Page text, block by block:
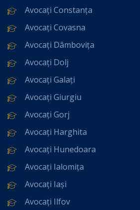
Avocați Constanța
Avocați Covasna
Avocați Dâmbovița
Avocați Dolj
Avocați Galați
Avocați Giurgiu
Avocați Gorj
Avocați Harghita
Avocați Hunedoara
Avocați Ialomița
Avocați Iași
Avocați Ilfov